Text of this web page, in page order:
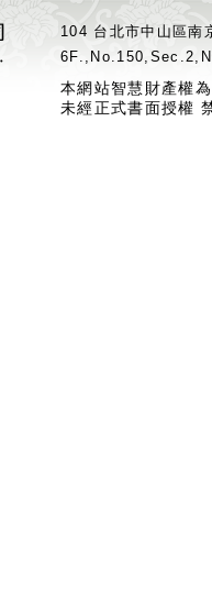
104 台北市中山區
本網站智慧財產權
未經正式書面授權